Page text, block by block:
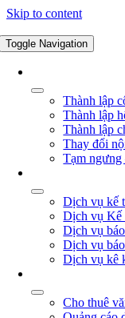
Skip to content
Toggle Navigation
Thành lập
Thành lập
Thành lập
Thay đổi
Tạm
Dịch vụ kế
Dịch vụ Kế
Dịch vụ
Dịch vụ
Dịch vụ kê
Cho thuê